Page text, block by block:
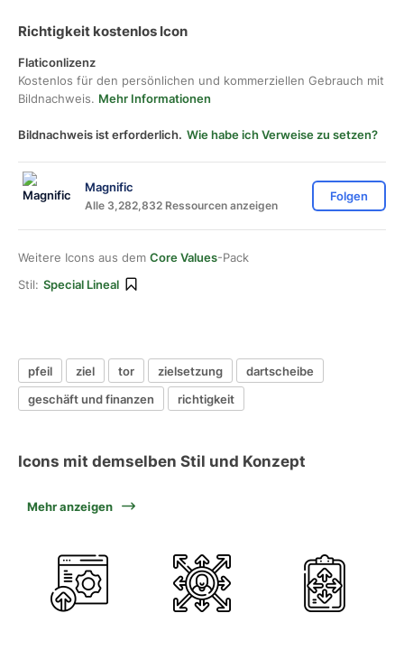
Richtigkeit kostenlos Icon
Flaticonlizenz
Kostenlos für den persönlichen und kommerziellen Gebrauch mit
Bildnachweis. Mehr Informationen
Bildnachweis ist erforderlich. Wie habe ich Verweise zu setzen?
Magnific
Alle 3,282,832 Ressourcen anzeigen
Folgen
Weitere Icons aus dem Core Values-Pack
Stil: Special Lineal
pfeil ziel tor zielsetzung
dartscheibe
geschäft und finanzen
richtigkeit
Icons mit demselben Stil und Konzept
Mehr anzeigen